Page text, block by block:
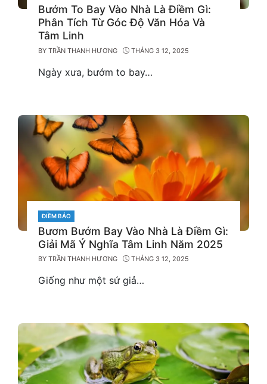
Bướm To Bay Vào Nhà Là Điềm Gì:
Phân Tích Từ Góc Độ Văn Hóa Và
Tâm Linh
BYTRẦN THANH HƯƠNG THÁNG 3 12, 2025
Ngày xưa, bướm to bay…
CATEGORIES
ĐIỀM BÁO
Bươm Bướm Bay Vào Nhà Là Điềm Gì:
Giải Mã Ý Nghĩa Tâm Linh Năm 2025
BYTRẦN THANH HƯƠNG THÁNG 3 12, 2025
Giống như một sứ giả…